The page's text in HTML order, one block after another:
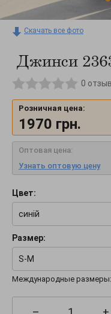
Скачать все фото
Джинси
0
Розничная цена:
1970 грн.
Оптовая цена:
Узнать оптовую цену
Цвет:
синій
Размер:
S-M
Международные размеры: